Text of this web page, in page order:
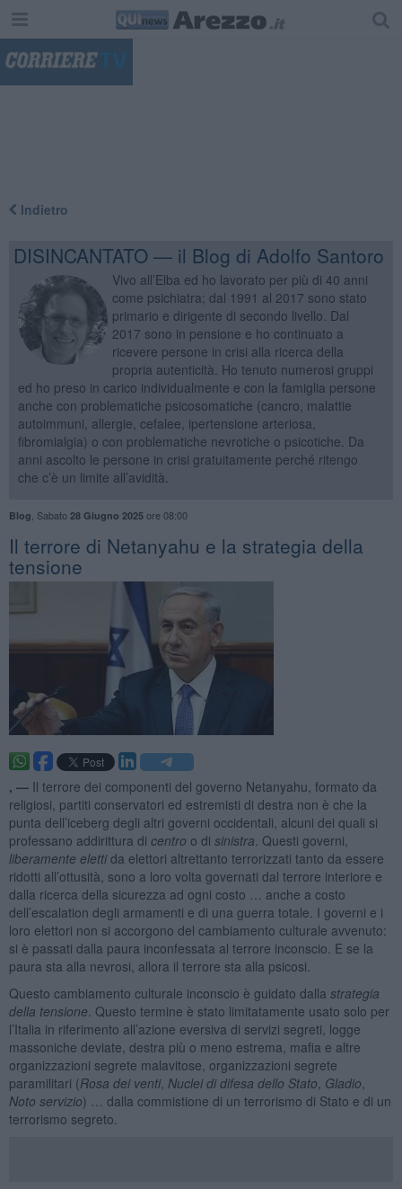
Indietro
DISINCANTATO — il Blog di Adolfo Santoro
Vivo all’Elba ed ho lavorato per più di 40 anni
come psichiatra; dal 1991 al 2017 sono stato
primario e dirigente di secondo livello. Dal
2017 sono in pensione e ho continuato a
ricevere persone in crisi alla ricerca della
propria autenticità. Ho tenuto numerosi gruppi
ed ho preso in carico individualmente e con la famiglia persone
anche con problematiche psicosomatiche (cancro, malattie
autoimmuni, allergie, cefalee, ipertensione arteriosa,
fibromialgia) o con problematiche nevrotiche o psicotiche. Da
anni ascolto le persone in crisi gratuitamente perché ritengo
che c’è un limite all’avidità.
Blog Sabato 28 Giugno 2025ore 08:00
​Il terrore di Netanyahu e la strategia della
tensione
, — Il terrore dei componenti del governo Netanyahu, formato da
religiosi, partiti conservatori ed estremisti di destra non è che la
punta dell’iceberg degli altri governi occidentali, alcuni dei quali si
professano addirittura di centro o di sinistra . Questi governi,
liberamente elettida elettori altrettanto terrorizzati tanto da essere
ridotti all’ottusità, sono a loro volta governati dal terrore interiore e
dalla ricerca della sicurezza ad ogni costo … anche a costo
dell’escalation degli armamenti e di una guerra totale. I governi e i
loro elettori non si accorgono del cambiamento culturale avvenuto:
si è passati dalla paura inconfessata al terrore inconscio. E se la
paura sta alla nevrosi, allora il terrore sta alla psicosi.
Questo cambiamento culturale inconscio è guidato dalla strategia
della tensione . Questo termine è stato limitatamente usato solo per
l’Italia in riferimento all’azione eversiva di servizi segreti, logge
massoniche deviate, destra più o meno estrema, mafia e altre
organizzazioni segrete malavitose, organizzazioni segrete
paramilitari (Rosa dei venti, Nuclei di difesa dello Stato Gladio
Noto servizio) … dalla commistione di un terrorismo di Stato e di un
terrorismo segreto.